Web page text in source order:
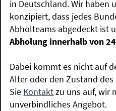
in Deutschland. Wir haben
konzipiert, dass jedes
Abholteams abgedeckt ist
Abholung innerhalb von
Dabei kommt es nicht auf
Alter oder den Zustand des
Sie Kontaktzu uns auf, wir
unverbindliches Angebot.